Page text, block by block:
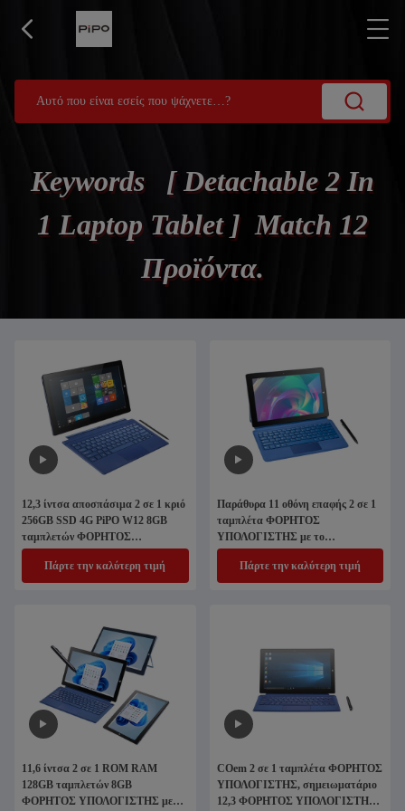
Keywords [ Detachable 2 In
1 Laptop Tablet ] Match 12
Προϊόντα.
12,3 ίντσα αποσπάσιμα 2 σε 1 κριό
256GB SSD 4G PiPO W12 8GB
ταμπλετών ΦΟΡΗΤΟΣ
ΥΠΟΛΟΓΙΣΤΗΣ
Πάρτε την καλύτερη τιμή
Παράθυρα 11 οθόνη επαφής 2 σε 1
ταμπλέτα ΦΟΡΗΤΟΣ
ΥΠΟΛΟΓΙΣΤΗΣ με το
αποσπάσιμο πληκτρολόγιο
μανδρώνΠάρτε την καλύτερη τιμή
11,6 ίντσα 2 σε 1 ROM RAM
128GB ταμπλετών 8GB
ΦΟΡΗΤΟΣ ΥΠΟΛΟΓΙΣΤΗΣ με
COem 2 σε 1 ταμπλέτα ΦΟΡΗΤΟΣ
ΥΠΟΛΟΓΙΣΤΗΣ, σημειωματάριο
12,3 ΦΟΡΗΤΟΣ ΥΠΟΛΟΓΙΣΤΗΣ